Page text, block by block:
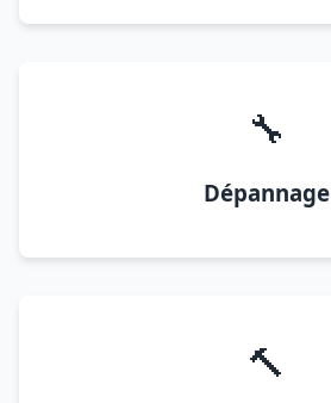
🔧
Dépannage
🔨